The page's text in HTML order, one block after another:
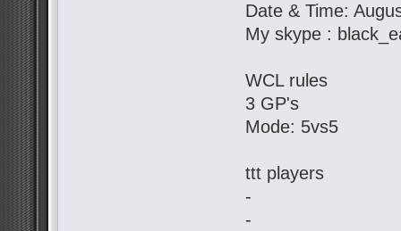
Date & Time:
My skype :
WCL rules
3 GP's
Mode: 5vs5
ttt players
-
-